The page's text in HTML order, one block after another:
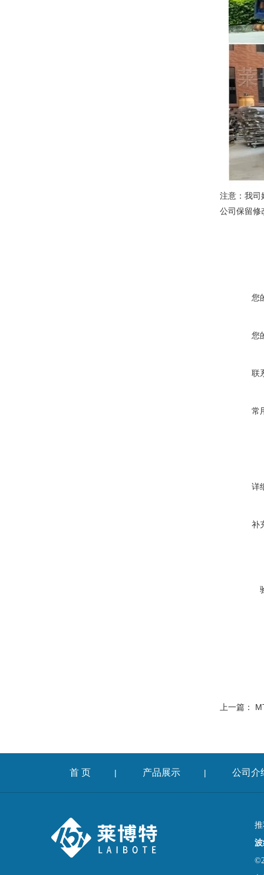
注意：我司
公司保留修
您
您
联
常
详
补
上一篇：
首 页 | 产品展示 | 公司介